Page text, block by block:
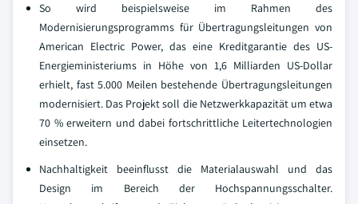
So wird beispielsweise im Rahmen des
Modernisierungsprogramms für Übertragungsleitungen von
American Electric Power, das eine Kreditgarantie des US-
Energieministeriums in Höhe von 1,6 Milliarden US-Dollar
erhielt, fast 5.000 Meilen bestehende Übertragungsleitungen
modernisiert. Das Projekt soll die Netzwerkkapazität um etwa
70 % erweitern und dabei fortschrittliche Leitertechnologien
einsetzen.
Nachhaltigkeit beeinflusst die Materialauswahl und das
Design im Bereich der Hochspannungsschalter.